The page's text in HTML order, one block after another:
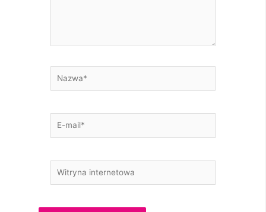
E-
internetowa